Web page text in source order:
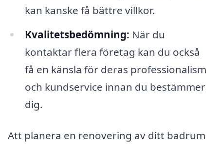
kan kanske få bättre villkor.
Kvalitetsbedömning: När du
kontaktar flera företag kan du också
få en känsla för deras professionalism
och kundservice innan du bestämmer
dig.
Att planera en renovering av ditt badrum